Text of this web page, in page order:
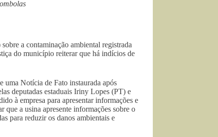
a contaminação ambiental registrada
do município reiterar que há indícios de
uma Notícia de Fato instaurada após
deputadas estaduais Iriny Lopes (PT) e
à empresa para apresentar informações e
que a usina apresente informações sobre o
para reduzir os danos ambientais e